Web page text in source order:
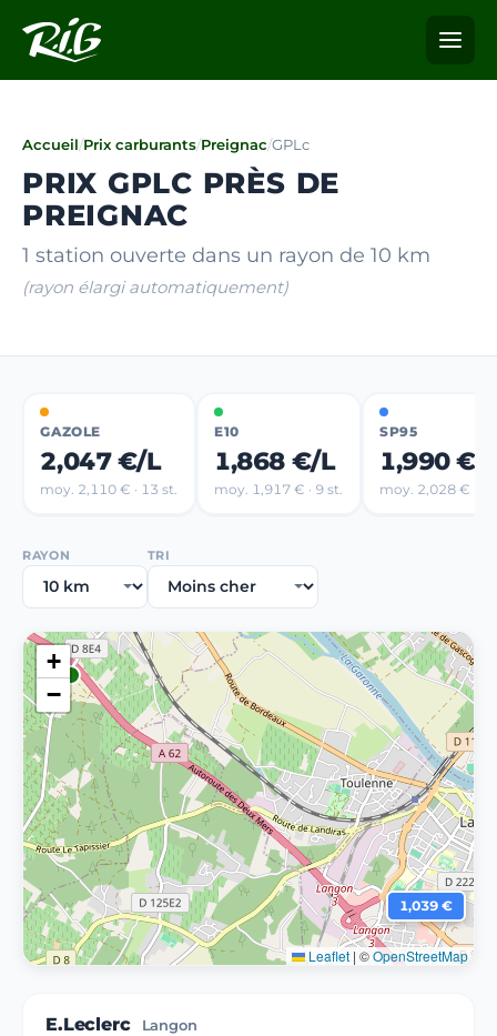
Accueil/Prix carburants/Preignac/GPLc
PRIX GPLC PRÈS DE
PREIGNAC
1 station ouverte dans un rayon de 10 km
(rayon élargi automatiquement)
GAZOLE
2,047 €/L
moy. 2,110 € · 13 st.
E10
1,868 €/L
moy. 1,917 € · 9 st.
SP95
1,990 €/
moy. 2,028 € · 8
RAYON TRI
1,039 €
+
−
Leaflet | ©OpenStreetMap
E.Leclerc Langon